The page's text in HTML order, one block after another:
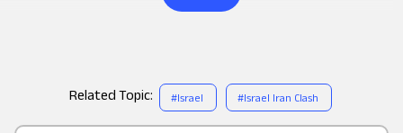
Add as a
Related Topic: #Israel #Israel Iran Clash